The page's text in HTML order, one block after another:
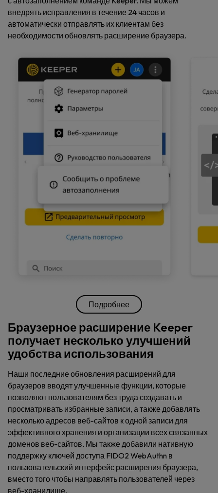
внедрять исправления в течение 24 часов и
автоматически отправлять их клиентам без
необходимости обновлять расширение браузера.
Подробнее
Браузерное расширение Keeper
получает несколько улучшений
удобства использования
Наши последние обновления расширений для
браузеров вводят улучшенные функции, которые
позволяют пользователям без труда создавать и
просматривать избранные записи, а также добавлять
несколько адресов веб-сайтов к одной записи для
эффективного хранения и организации всех связанных
доменов веб-сайтов. Мы также добавили нативную
поддержку ключей доступа FIDO2 WebAuthn в
пользовательский интерфейс расширения браузера,
вместо того чтобы направлять пользователей через
веб-хранилище.